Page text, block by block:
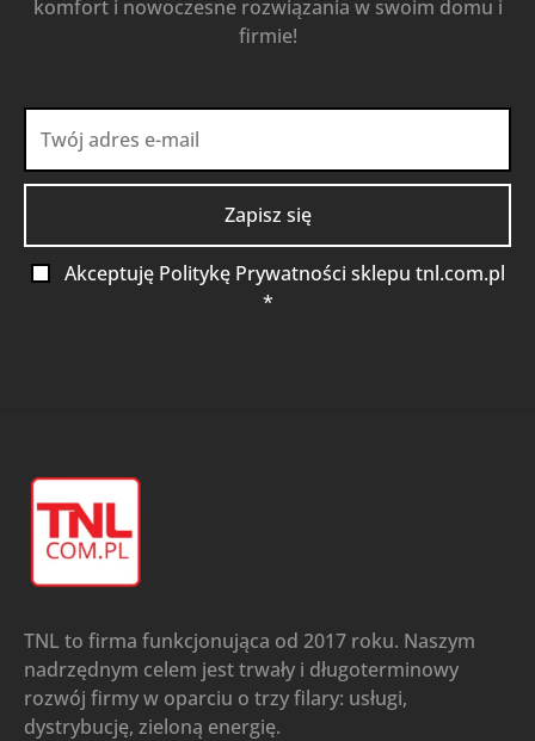
komfort i nowoczesne rozwiązania w swoim domu i
firmie!
Akceptuję Politykę Prywatności sklepu tnl.com.pl
*
TNL to firma funkcjonująca od 2017 roku. Naszym
nadrzędnym celem jest trwały i długoterminowy
rozwój firmy w oparciu o trzy filary: usługi,
dystrybucję, zieloną energię.